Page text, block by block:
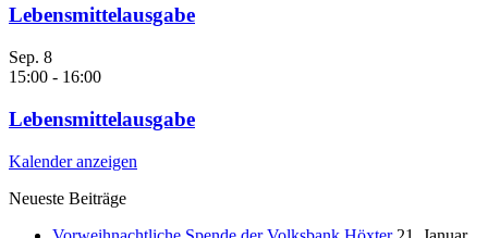
Lebensmittelausgabe
Sep. 8
15:00 - 16:00
Lebensmittelausgabe
Kalender anzeigen
Neueste Beiträge